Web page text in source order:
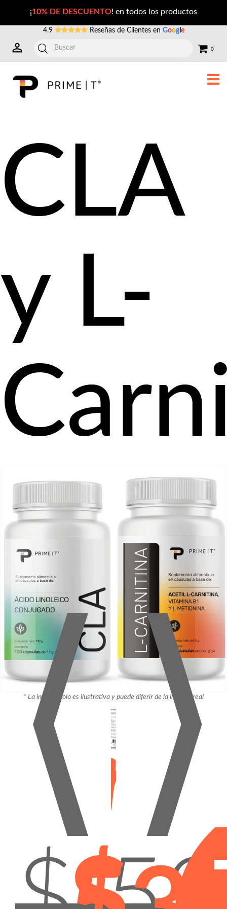
¡10% DE DESCUENTO! en todos los productos
4.9 Reseñas de Clientes en Google
0
CLA
y L-
* La imagen solo es ilustrativa y puede diferir de la imagen real
⟨⟩